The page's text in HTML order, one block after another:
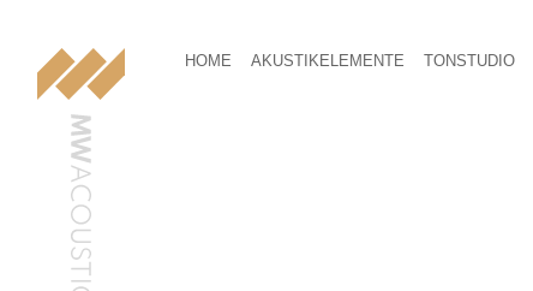
HOME AKUSTIKELEMENTE TONSTUDIO